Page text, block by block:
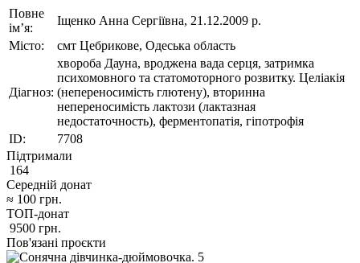
Повне
ім’я:
Іщенко Анна Сергіївна, 21.12.2009 р.
Місто:
смт Цебрикове, Одеська область
Діагноз:
хвороба Дауна, вроджена вада серця, затримка
психомовного та статомоторного розвитку. Целіакія
(непереносимість глютену), вторинна
непереносимість лактози (лактазная
недостаточность), ферментопатія, гіпотрофія
ID:
7708
Підтримали
164
Середній донат
≈ 100 грн.
ТОП-донат
9500 грн.
Пов'язані проєкти